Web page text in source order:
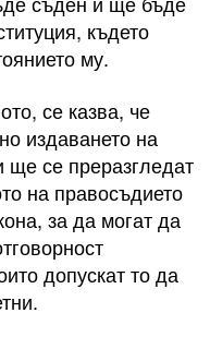
където
му.
се казва, че
издаването на
ще се преразгледат
на правосъдието
за да могат да
допускат то да